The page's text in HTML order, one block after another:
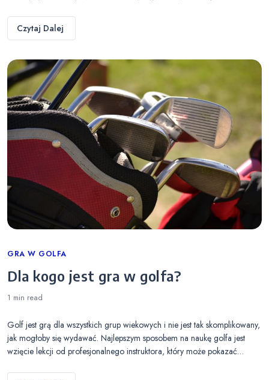
Czytaj Dalej
Categories
GRA W GOLFA
Dla kogo jest gra w golfa?
1 min read
Golf jest grą dla wszystkich grup wiekowych i nie jest tak skomplikowany,
jak mogłoby się wydawać. Najlepszym sposobem na naukę golfa jest
wzięcie lekcji od profesjonalnego instruktora, który może pokazać…